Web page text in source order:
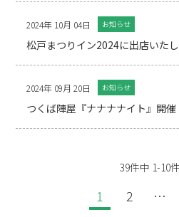
2024年 10月 04日 お知らせ
松戸まつりイン2024に出店いた
2024年 09月 20日 お知らせ
つくば陣屋『ナナナナイト』開催
39件中 1-10
1 2 …